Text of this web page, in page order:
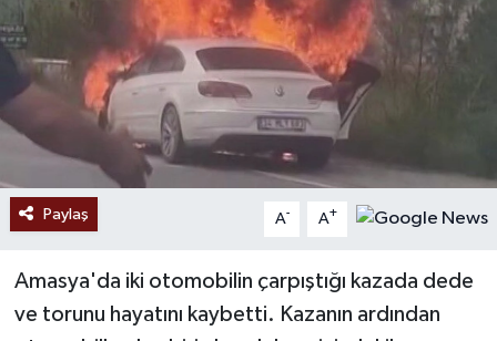
Paylaş A- A+
Amasya'da iki otomobilin çarpıştığı kazada dede
ve torunu hayatını kaybetti. Kazanın ardından